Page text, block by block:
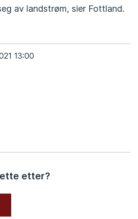
av landstrøm, sier Fottland.
13:00
etter?